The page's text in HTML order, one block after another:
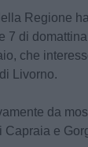
Regione ha
7 di
che
Livorno.
da
Capraia e